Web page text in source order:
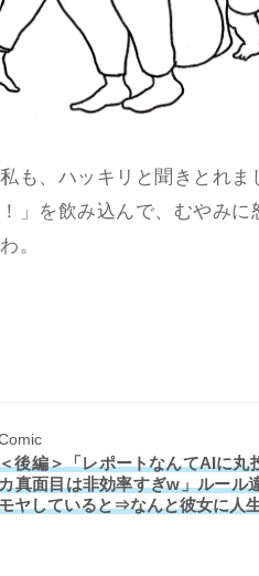
も、ハッキリと聞きとれ
」を飲み込んで、むやみ
。
後編＞「レポートなんてAIに丸
真面目は非効率すぎw」ルール
ヤしていると⇒なんと彼女に人